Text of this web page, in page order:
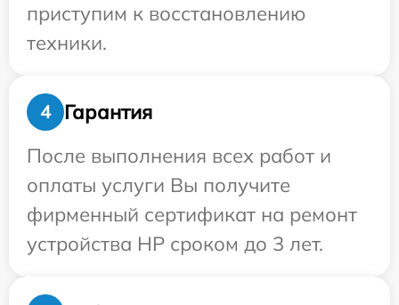
приступим к восстановлению
техники.
4
Гарантия
После выполнения всех работ и
оплаты услуги Вы получите
фирменный сертификат на ремонт
устройства HP сроком до 3 лет.